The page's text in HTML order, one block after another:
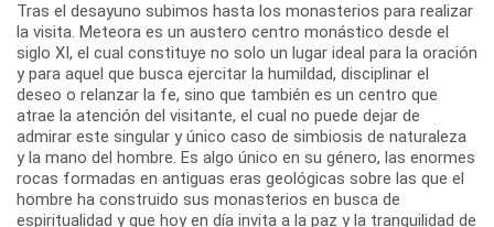
Tras el desayuno subimos hasta los monasterios para realizar
la visita. Meteora es un austero centro monástico desde el
siglo XI, el cual constituye no solo un lugar ideal para la oración
y para aquel que busca ejercitar la humildad, disciplinar el
deseo o relanzar la fe, sino que también es un centro que
atrae la atención del visitante, el cual no puede dejar de
admirar este singular y único caso de simbiosis de naturaleza
y la mano del hombre. Es algo único en su género, las enormes
rocas formadas en antiguas eras geológicas sobre las que el
hombre ha construido sus monasterios en busca de
espiritualidad y que hoy en día invita a la paz y la tranquilidad de